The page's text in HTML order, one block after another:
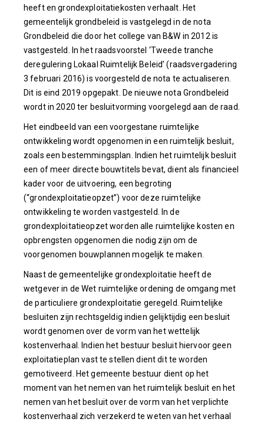
heeft en grondexploitatiekosten verhaalt. Het
gemeentelijk grondbeleid is vastgelegd in de nota
Grondbeleid die door het college van B&W in 2012 is
vastgesteld. In het raadsvoorstel ‘Tweede tranche
deregulering Lokaal Ruimtelijk Beleid’ (raadsvergadering
3 februari 2016) is voorgesteld de nota te actualiseren.
Dit is eind 2019 opgepakt. De nieuwe nota Grondbeleid
wordt in 2020 ter besluitvorming voorgelegd aan de raad.
Het eindbeeld van een voorgestane ruimtelijke
ontwikkeling wordt opgenomen in een ruimtelijk besluit,
zoals een bestemmingsplan. Indien het ruimtelijk besluit
een of meer directe bouwtitels bevat, dient als financieel
kader voor de uitvoering, een begroting
(“grondexploitatieopzet”) voor deze ruimtelijke
ontwikkeling te worden vastgesteld. In de
grondexploitatieopzet worden alle ruimtelijke kosten en
opbrengsten opgenomen die nodig zijn om de
voorgenomen bouwplannen mogelijk te maken.
Naast de gemeentelijke grondexploitatie heeft de
wetgever in de Wet ruimtelijke ordening de omgang met
de particuliere grondexploitatie geregeld. Ruimtelijke
besluiten zijn rechtsgeldig indien gelijktijdig een besluit
wordt genomen over de vorm van het wettelijk
kostenverhaal. Indien het bestuur besluit hiervoor geen
exploitatieplan vast te stellen dient dit te worden
gemotiveerd. Het gemeente bestuur dient op het
moment van het nemen van het ruimtelijk besluit en het
nemen van het besluit over de vorm van het verplichte
kostenverhaal zich verzekerd te weten van het verhaal